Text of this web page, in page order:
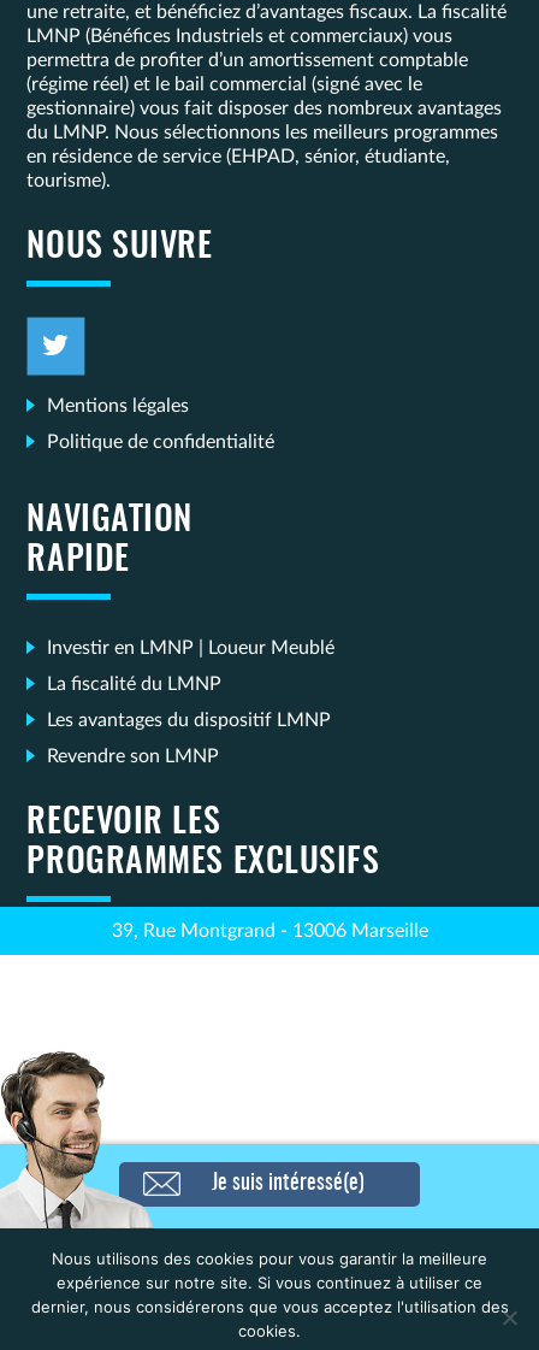
Je suis intéressé(e)
une retraite, et bénéficiez d’avantages fiscaux. La fiscalité
LMNP (Bénéfices Industriels et commerciaux) vous
permettra de profiter d’un amortissement comptable
(régime réel) et le bail commercial (signé avec le
gestionnaire) vous fait disposer des nombreux avantages
du LMNP. Nous sélectionnons les meilleurs programmes
en résidence de service (EHPAD, sénior, étudiante,
tourisme).
NOUS SUIVRE
Mentions légales
Politique de confidentialité
NAVIGATION
RAPIDE
Investir en LMNP | Loueur Meublé
La fiscalité du LMNP
Les avantages du dispositif LMNP
Revendre son LMNP
RECEVOIR LES
PROGRAMMES EXCLUSIFS
39, Rue Montgrand - 13006 Marseille
Nous utilisons des cookies pour vous garantir la meilleure
expérience sur notre site. Si vous continuez à utiliser ce
dernier, nous considérerons que vous acceptez l'utilisation des
cookies.
Navigation
l’article
Résidence Affaires – PARIS
QUAI DE MARNE (Vacanceole)
– Nogent sur marne
Résidence Affaires – Aparthotel
ADAGIO Paris 19ème Cité de la
Musique (Bnp paribas
residences services) – Paris